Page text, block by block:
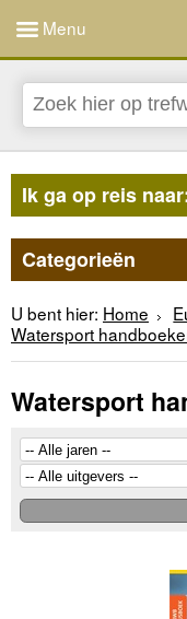
Menu
Ik ga op reis
Categorieën
U bent hier: Home
Watersport
Watersport